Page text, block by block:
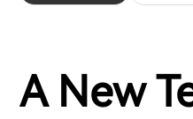
A New